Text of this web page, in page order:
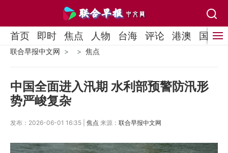
首页 即时 焦点 人物 台海 评论 港澳 国际
联合早报中文网 焦点
中国全面进入汛期 水利部预警防汛形
势严峻复杂
发布：2026-06-01 16:35 | 焦点 来源： 联合早报中文网